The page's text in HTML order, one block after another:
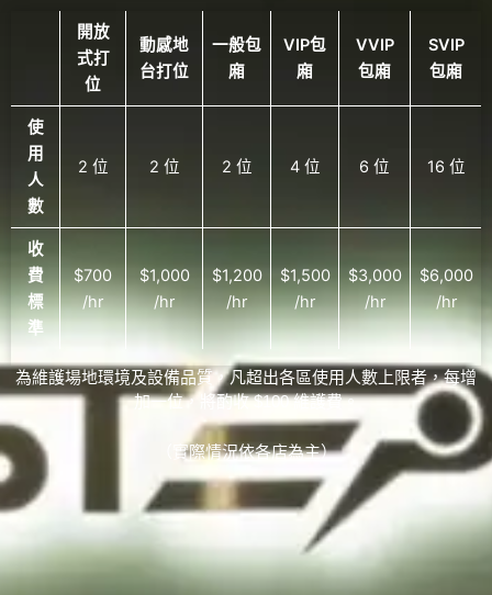
開放
式打
位
動感地
台打位
一般包
廂
VIP包
廂
VVIP
包廂
SVIP
包廂
使
用
人
數
2 位 2 位 2 位 4 位 6 位 16 位
收
費
標
準
$700
/hr
$1,000
/hr
$1,200
/hr
$1,500
/hr
$3,000
/hr
$6,000
/hr
為維護場地環境及設備品質，凡超出各區使用人數上限者，每增
加一位，將酌收 $100 維護費。
（實際情況依各店為主）